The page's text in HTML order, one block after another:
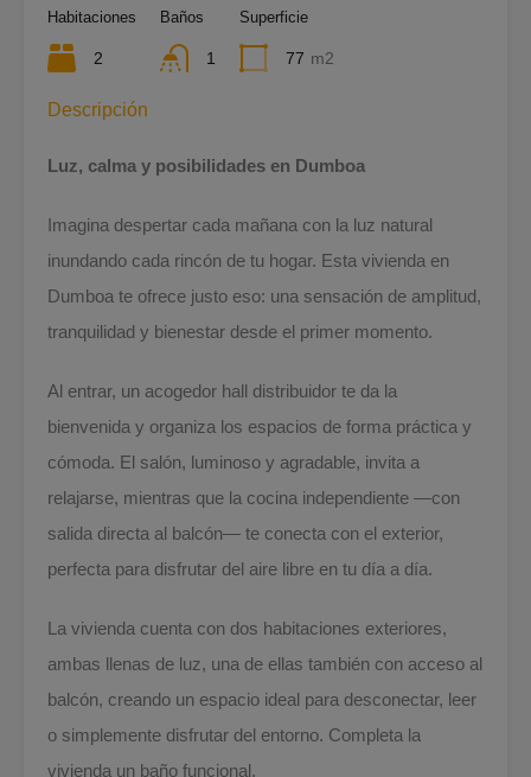
Habitaciones
2
Baños
1
Superficie
77 m2
Descripción
Luz, calma y posibilidades en Dumboa
Imagina despertar cada mañana con la luz natural
inundando cada rincón de tu hogar. Esta vivienda en
Dumboa te ofrece justo eso: una sensación de amplitud,
tranquilidad y bienestar desde el primer momento.
Al entrar, un acogedor hall distribuidor te da la
bienvenida y organiza los espacios de forma práctica y
cómoda. El salón, luminoso y agradable, invita a
relajarse, mientras que la cocina independiente —con
salida directa al balcón— te conecta con el exterior,
perfecta para disfrutar del aire libre en tu día a día.
La vivienda cuenta con dos habitaciones exteriores,
ambas llenas de luz, una de ellas también con acceso al
balcón, creando un espacio ideal para desconectar, leer
o simplemente disfrutar del entorno. Completa la
vivienda un baño funcional.